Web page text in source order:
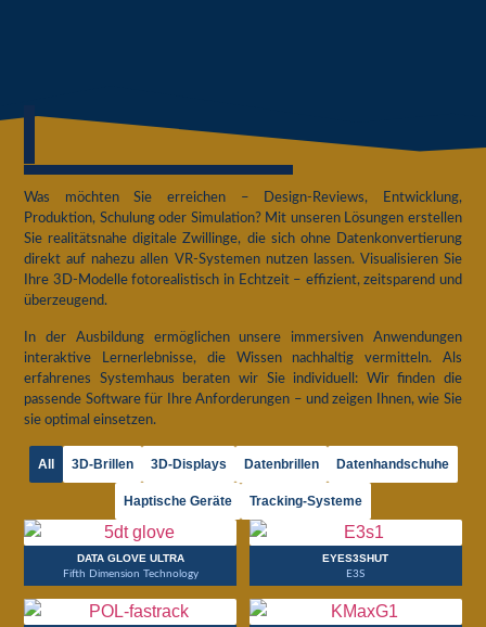
Was möchten Sie erreichen – Design-Reviews, Entwicklung,
Produktion, Schulung oder Simulation? Mit unseren Lösungen erstellen
Sie realitätsnahe digitale Zwillinge, die sich ohne Datenkonvertierung
direkt auf nahezu allen VR-Systemen nutzen lassen. Visualisieren Sie
Ihre 3D-Modelle fotorealistisch in Echtzeit – effizient, zeitsparend und
überzeugend.
In der Ausbildung ermöglichen unsere immersiven Anwendungen
interaktive Lernerlebnisse, die Wissen nachhaltig vermitteln. Als
erfahrenes Systemhaus beraten wir Sie individuell: Wir finden die
passende Software für Ihre Anforderungen – und zeigen Ihnen, wie Sie
sie optimal einsetzen.
All 3D-Brillen 3D-Displays Datenbrillen Datenhandschuhe
Haptische Geräte Tracking-Systeme
DATA GLOVE ULTRA
Fifth Dimension Technology
EYES3SHUT
E3S